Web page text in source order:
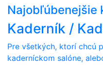
Najobľúbenejšie
Kaderník /
Pre všetkých, ktorí chcú
kaderníckom salóne,